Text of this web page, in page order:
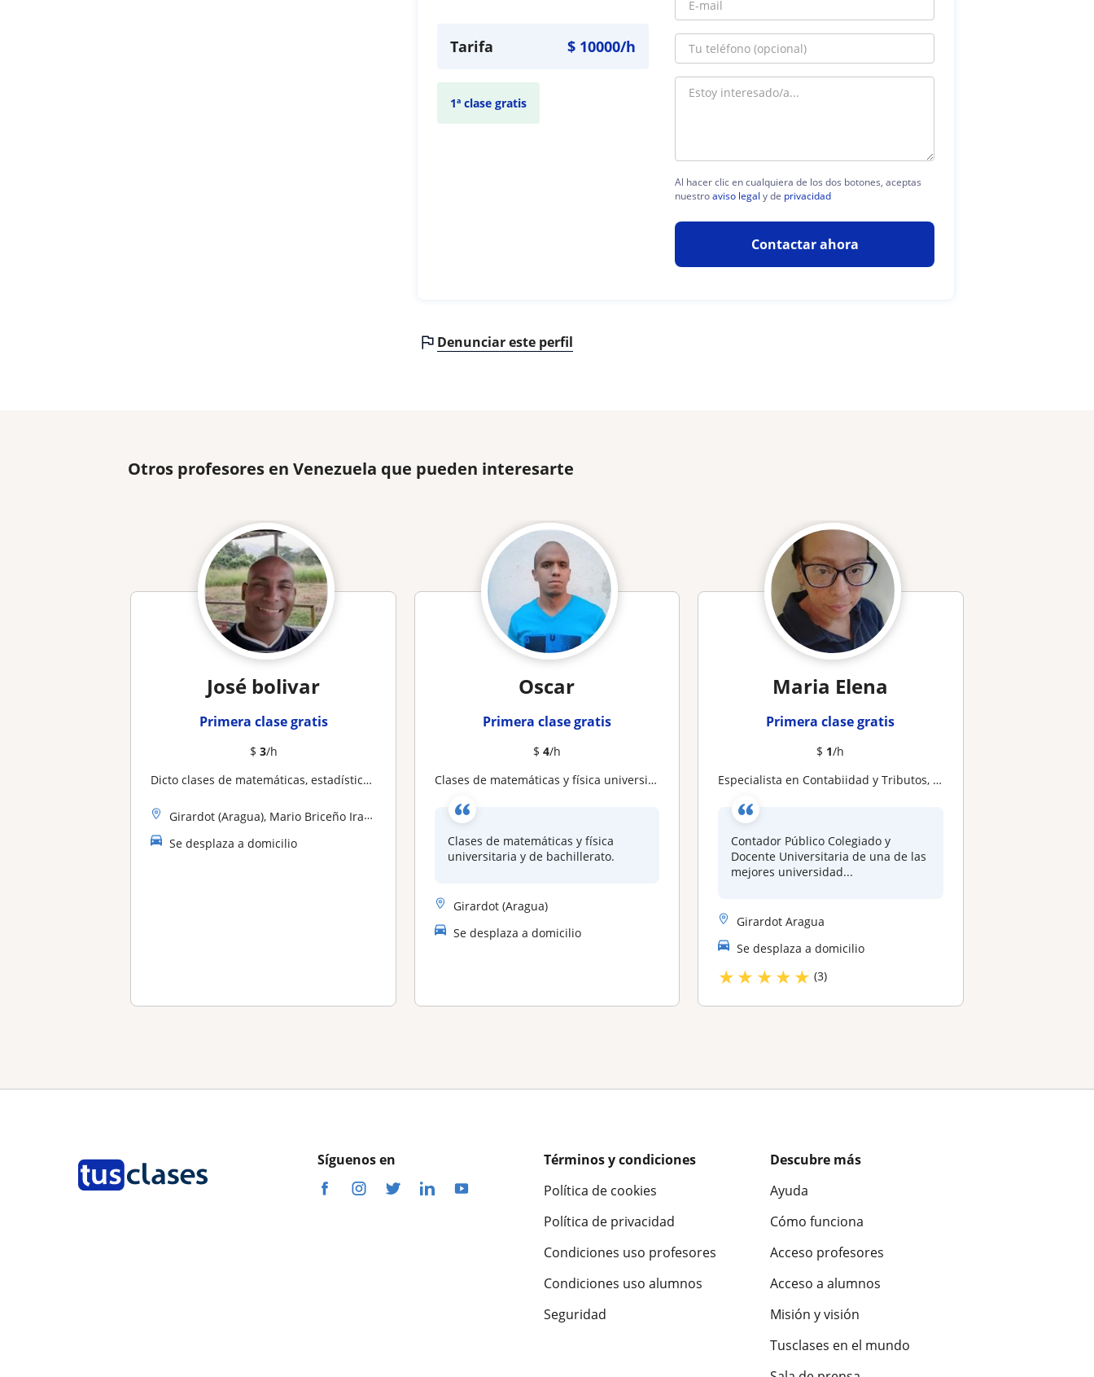
Tarifa $ 10000/h
1ª clase gratis
Al hacer clic en cualquiera de los dos botones, aceptas
nuestroaviso legal y de privacidad
Contactar ahora
Denunciar este perfil
Otros profesores en Venezuela que pueden interesarte
José bolivar
Primera clase gratis
$ 3/h
Dicto clases de matemáticas, estadística, probabilidad, calculo y análisis numerico
Girardot (Aragua), Mario Briceño Iragorry
Se desplaza a domicilio
Oscar
Primera clase gratis
$ 4/h
Clases de matemáticas y física universitaria y de bachillerato
Clases de matemáticas y física
universitaria y de bachillerato.
Girardot (Aragua)
Se desplaza a domicilio
Maria Elena
Primera clase gratis
$ 1/h
Especialista en Contabiidad y Tributos, asesorías en el área que requiera
Contador Público Colegiado y
Docente Universitaria de una de las
mejores universidad...
Girardot Aragua
Se desplaza a domicilio
★★ ★★★ (3)
Síguenos en
Términos y condiciones
Política de cookies
Política de privacidad
Condiciones uso profesores
Condiciones uso alumnos
Seguridad
Descubre más
Ayuda
Cómo funciona
Acceso profesores
Acceso a alumnos
Misión y visión
Tusclases en el mundo